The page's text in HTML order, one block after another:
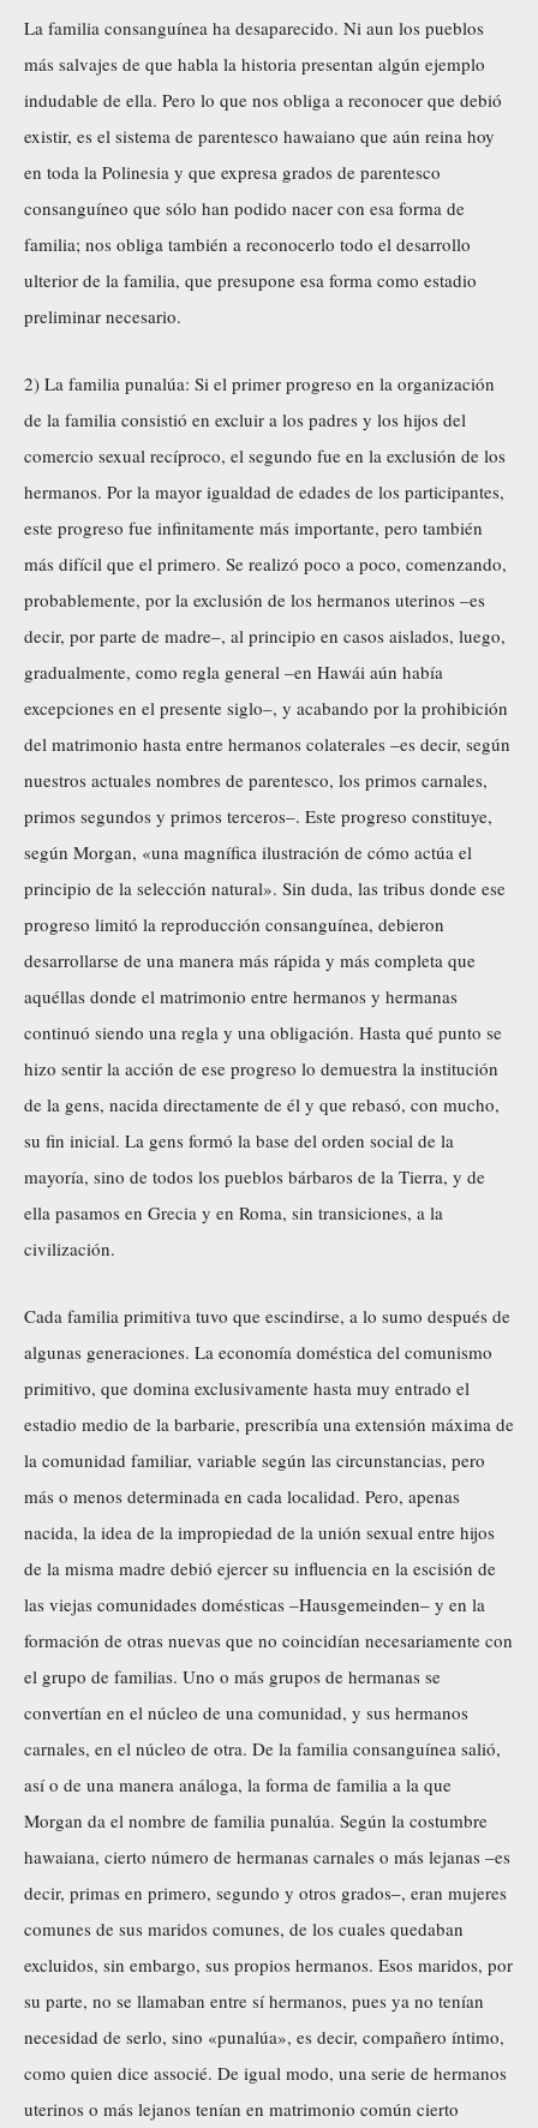
La familia consanguínea ha desaparecido. Ni aun los pueblos
más salvajes de que habla la historia presentan algún ejemplo
indudable de ella. Pero lo que nos obliga a reconocer que debió
existir, es el sistema de parentesco hawaiano que aún reina hoy
en toda la Polinesia y que expresa grados de parentesco
consanguíneo que sólo han podido nacer con esa forma de
familia; nos obliga también a reconocerlo todo el desarrollo
ulterior de la familia, que presupone esa forma como estadio
preliminar necesario.
2) La familia punalúa: Si el primer progreso en la organización
de la familia consistió en excluir a los padres y los hijos del
comercio sexual recíproco, el segundo fue en la exclusión de los
hermanos. Por la mayor igualdad de edades de los participantes,
este progreso fue infinitamente más importante, pero también
más difícil que el primero. Se realizó poco a poco, comenzando,
probablemente, por la exclusión de los hermanos uterinos –es
decir, por parte de madre–, al principio en casos aislados, luego,
gradualmente, como regla general –en Hawái aún había
excepciones en el presente siglo–, y acabando por la prohibición
del matrimonio hasta entre hermanos colaterales –es decir, según
nuestros actuales nombres de parentesco, los primos carnales,
primos segundos y primos terceros–. Este progreso constituye,
según Morgan, «una magnífica ilustración de cómo actúa el
principio de la selección natural». Sin duda, las tribus donde ese
progreso limitó la reproducción consanguínea, debieron
desarrollarse de una manera más rápida y más completa que
aquéllas donde el matrimonio entre hermanos y hermanas
continuó siendo una regla y una obligación. Hasta qué punto se
hizo sentir la acción de ese progreso lo demuestra la institución
de la gens, nacida directamente de él y que rebasó, con mucho,
su fin inicial. La gens formó la base del orden social de la
mayoría, sino de todos los pueblos bárbaros de la Tierra, y de
ella pasamos en Grecia y en Roma, sin transiciones, a la
civilización.
Cada familia primitiva tuvo que escindirse, a lo sumo después de
algunas generaciones. La economía doméstica del comunismo
primitivo, que domina exclusivamente hasta muy entrado el
estadio medio de la barbarie, prescribía una extensión máxima de
la comunidad familiar, variable según las circunstancias, pero
más o menos determinada en cada localidad. Pero, apenas
nacida, la idea de la impropiedad de la unión sexual entre hijos
de la misma madre debió ejercer su influencia en la escisión de
las viejas comunidades domésticas –Hausgemeinden– y en la
formación de otras nuevas que no coincidían necesariamente con
el grupo de familias. Uno o más grupos de hermanas se
convertían en el núcleo de una comunidad, y sus hermanos
carnales, en el núcleo de otra. De la familia consanguínea salió,
así o de una manera análoga, la forma de familia a la que
Morgan da el nombre de familia punalúa. Según la costumbre
hawaiana, cierto número de hermanas carnales o más lejanas –es
decir, primas en primero, segundo y otros grados–, eran mujeres
comunes de sus maridos comunes, de los cuales quedaban
excluidos, sin embargo, sus propios hermanos. Esos maridos, por
su parte, no se llamaban entre sí hermanos, pues ya no tenían
necesidad de serlo, sino «punalúa», es decir, compañero íntimo,
como quien dice associé. De igual modo, una serie de hermanos
uterinos o más lejanos tenían en matrimonio común cierto